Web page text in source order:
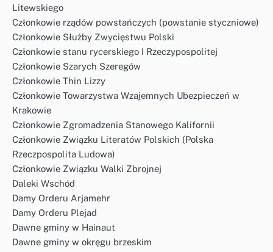
Litewskiego
Członkowie rządów powstańczych (powstanie styczniowe)
Członkowie Służby Zwycięstwu Polski
Członkowie stanu rycerskiego I Rzeczypospolitej
Członkowie Szarych Szeregów
Członkowie Thin Lizzy
Członkowie Towarzystwa Wzajemnych Ubezpieczeń w
Krakowie
Członkowie Zgromadzenia Stanowego Kalifornii
Członkowie Związku Literatów Polskich (Polska
Rzeczpospolita Ludowa)
Członkowie Związku Walki Zbrojnej
Daleki Wschód
Damy Orderu Arjamehr
Damy Orderu Plejad
Dawne gminy w Hainaut
Dawne gminy w okręgu brzeskim